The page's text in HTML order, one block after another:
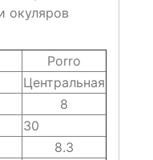
окуляров
Porro
Центральная
8
30
8.3